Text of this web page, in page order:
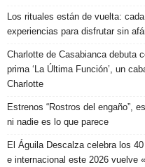
Los rituales están de vuelta:
experiencias para disfrutar sin
Charlotte de Casabianca debuta
prima ‘La Última Función’, un
Charlotte
Estrenos “Rostros del engaño”,
ni nadie es lo que parece
El Águila Descalza celebra los
e internacional este 2026 vuelve